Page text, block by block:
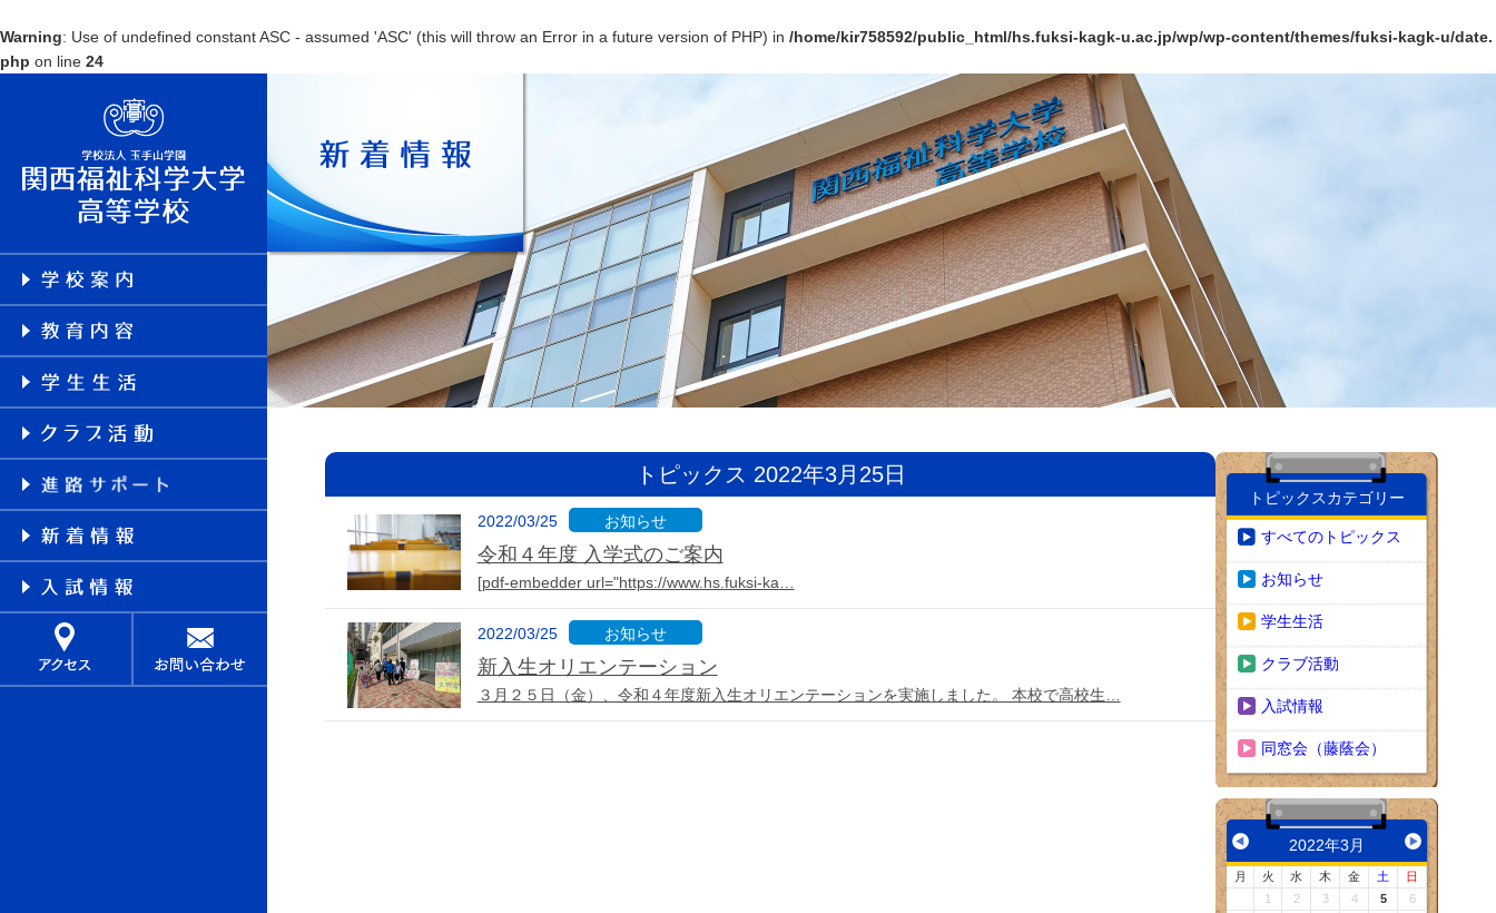
Warning: Use of undefined constant ASC - assumed 'ASC' (this will throw an Error in a future version of PHP) in /home/kir758592/public_html/hs.fuksi-kagk-u.ac.jp/wp/wp-content/themes/fuksi-kagk-u/date.
php on line 24
トピックス 2022年3月25日
2022/03/25 お知らせ
令和４年度 入学式のご案内
[pdf-embedder url="https://www.hs.fuksi-ka…
2022/03/25 お知らせ
新入生オリエンテーション
３月２５日（金）、令和４年度新入生オリエンテーションを実施しました。 本校で高校生…
トピックスカテゴリー
すべてのトピックス
お知らせ
学生生活
クラブ活動
入試情報
同窓会（藤蔭会）
2022年3月
月 火 水 木 金 土
日
1
2 3 4 5
6